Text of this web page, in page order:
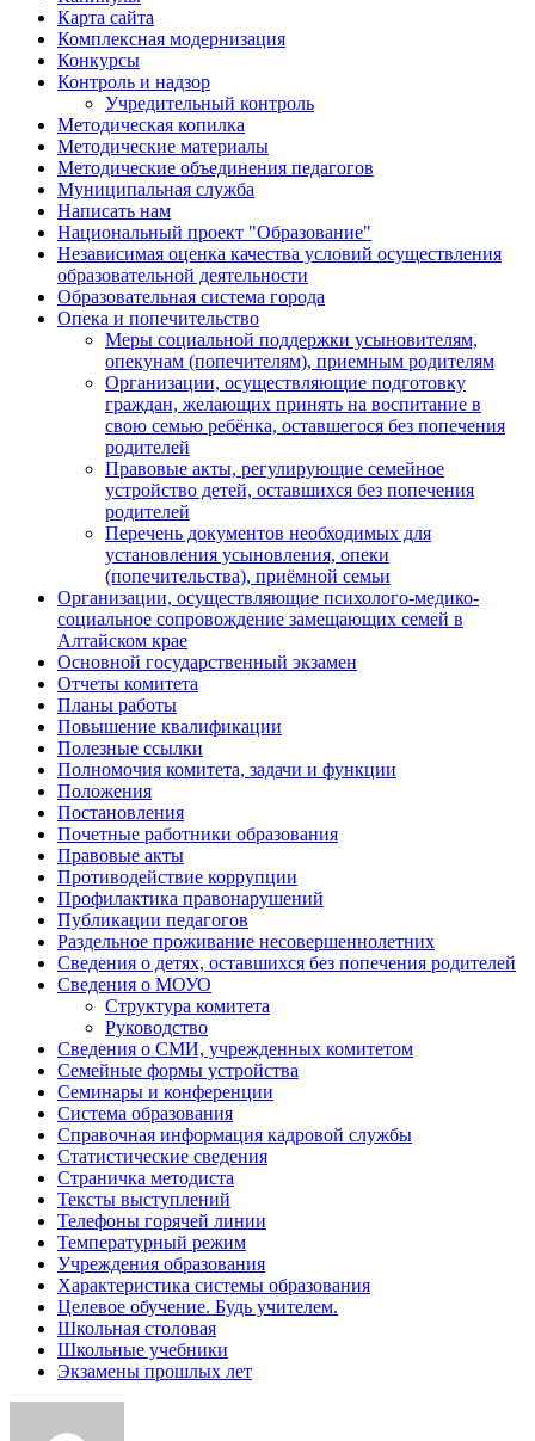
Карта сайта
Комплексная модернизация
Конкурсы
Контроль и надзор
Учредительный контроль
Методическая копилка
Методические материалы
Методические объединения педагогов
Муниципальная служба
Написать нам
Национальный проект "Образование"
Независимая оценка качества условий осуществления
образовательной деятельности
Образовательная система города
Опека и попечительство
Меры социальной поддержки усыновителям,
опекунам (попечителям), приемным родителям
Организации, осуществляющие подготовку
граждан, желающих принять на воспитание в
свою семью ребёнка, оставшегося без попечения
родителей
Правовые акты, регулирующие семейное
устройство детей, оставшихся без попечения
родителей
Перечень документов необходимых для
установления усыновления, опеки
(попечительства), приёмной семьи
Организации, осуществляющие психолого-медико-
социальное сопровождение замещающих семей в
Алтайском крае
Основной государственный экзамен
Отчеты комитета
Планы работы
Повышение квалификации
Полезные ссылки
Полномочия комитета, задачи и функции
Положения
Постановления
Почетные работники образования
Правовые акты
Противодействие коррупции
Профилактика правонарушений
Публикации педагогов
Раздельное проживание несовершеннолетних
Сведения о детях, оставшихся без попечения родителей
Сведения о МОУО
Структура комитета
Руководство
Сведения о СМИ, учрежденных комитетом
Семейные формы устройства
Семинары и конференции
Система образования
Справочная информация кадровой службы
Статистические сведения
Страничка методиста
Тексты выступлений
Телефоны горячей линии
Температурный режим
Учреждения образования
Характеристика системы образования
Целевое обучение. Будь учителем.
Школьная столовая
Школьные учебники
Экзамены прошлых лет